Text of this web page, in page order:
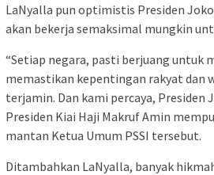
LaNyalla pun optimistis Presiden
akan bekerja semaksimal mungkin
“Setiap negara, pasti berjuang untuk
memastikan kepentingan rakyat dan
terjamin. Dan kami percaya, Presiden
Presiden Kiai Haji Makruf Amin
mantan Ketua Umum PSSI tersebut.
Ditambahkan LaNyalla, banyak